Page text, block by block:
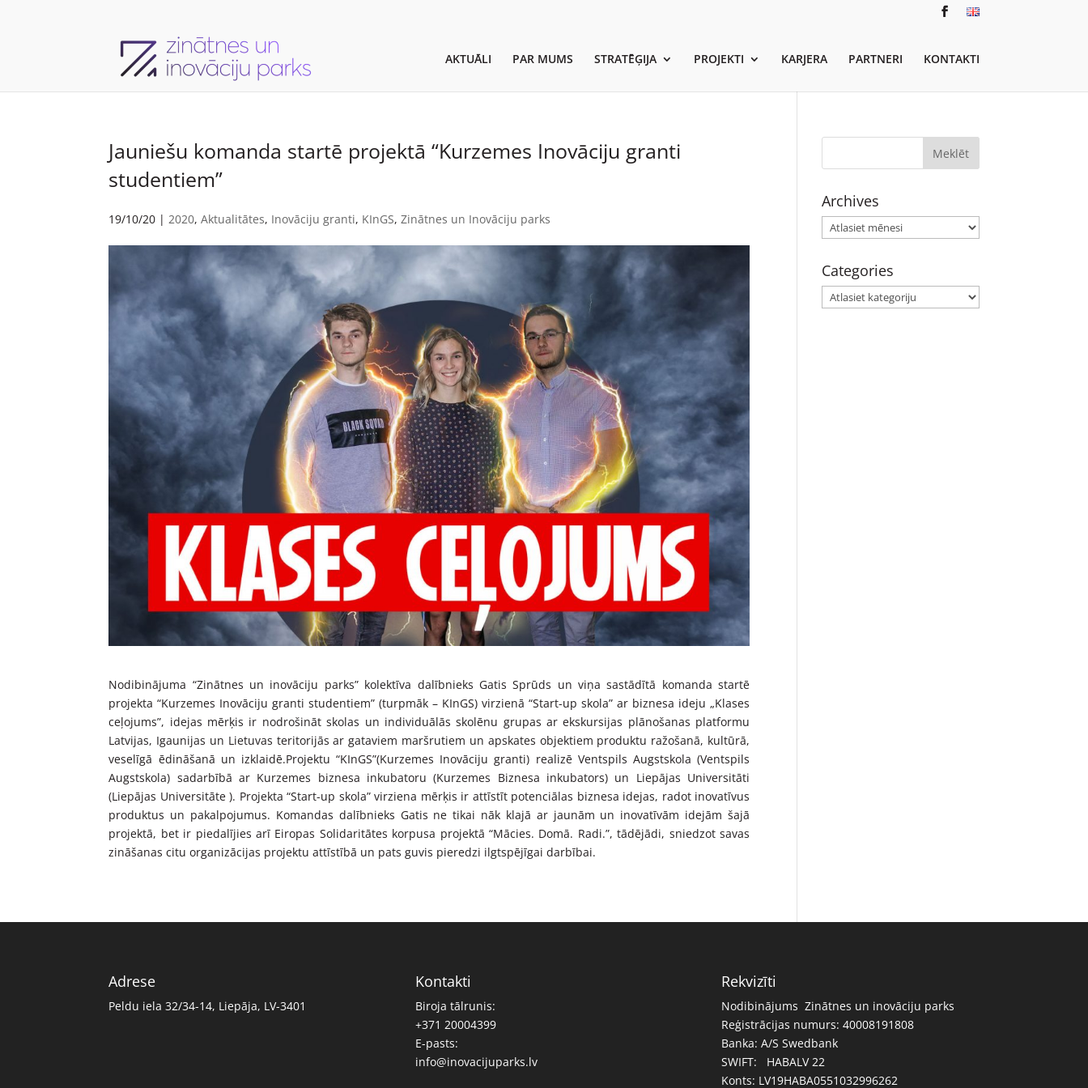
AKTUĀLI PAR MUMS STRATĒĢIJA PROJEKTI KARJERA PARTNERI KONTAKTI
Jauniešu komanda startē projektā “Kurzemes Inovāciju granti
studentiem”
19/10/20 |2020,Aktualitātes, Inovāciju granti, KInGS,Zinātnes un Inovāciju parks
Nodibinājuma “Zinātnes un inovāciju parks” kolektīva dalībnieks Gatis Sprūds un viņa sastādītā komanda startē
projekta “Kurzemes Inovāciju granti studentiem” (turpmāk – KInGS) virzienā “Start-up skola” ar biznesa ideju „Klases
ceļojums”, idejas mērķis ir nodrošināt skolas un individuālās skolēnu grupas ar ekskursijas plānošanas platformu
Latvijas, Igaunijas un Lietuvas teritorijās ar gataviem maršrutiem un apskates objektiem produktu ražošanā, kultūrā,
veselīgā ēdināšanā un izklaidē.Projektu “KInGS”(Kurzemes Inovāciju granti) realizē Ventspils Augstskola (Ventspils
Augstskola) sadarbībā ar Kurzemes biznesa inkubatoru (Kurzemes Biznesa inkubators) un Liepājas Universitāti
(Liepājas Universitāte). Projekta “Start-up skola” virziena mērķis ir attīstīt potenciālas biznesa idejas, radot inovatīvus
produktus un pakalpojumus. Komandas dalībnieks Gatis ne tikai nāk klajā ar jaunām un inovatīvām idejām šajā
projektā, bet ir piedalījies arī Eiropas Solidaritātes korpusa projektā “Mācies. Domā. Radi.”, tādējādi, sniedzot savas
zināšanas citu organizācijas projektu attīstībā un pats guvis pieredzi ilgtspējīgai darbībai.
Archives
Archives
Categories
Categories
Adrese
Peldu iela 32/34-14, Liepāja, LV-3401
Kontakti
Biroja tālrunis:
+371 20004399
E-pasts:
info@inovacijuparks.lv
Rekvizīti
Nodibinājums Zinātnes un inovāciju parks
Reģistrācijas numurs: 40008191808
Banka: A/S Swedbank
SWIFT: HABALV 22
Konts: LV19HABA0551032996262